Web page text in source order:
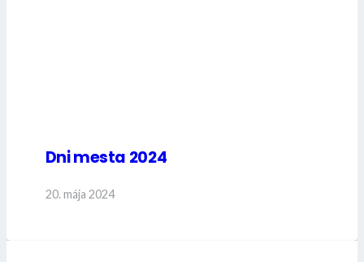
Dni mesta 2024
20. mája 2024